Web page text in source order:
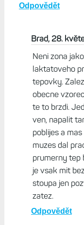
Odpovědět
Brad, 28.
Neni zona
laktatoveho
tepovky.
obecne
te to brzdi.
ven, napalit
poblijes a
muzes dal
prumerny tep
je vsak mit
stoupa jen
zatez.
Odpovědět